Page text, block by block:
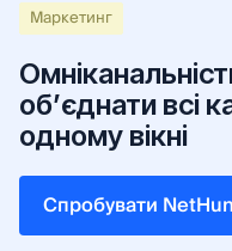
Maркетинг
об’єднати всі
одному вікні
Cпробувати